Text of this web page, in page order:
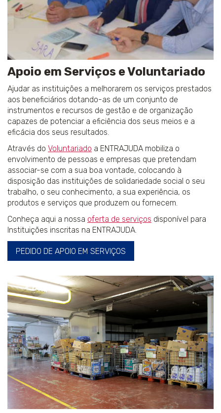
Apoio em Serviços e Voluntariado
Ajudar as instituições a melhorarem os serviços prestados
aos beneficiários dotando-as de um conjunto de
instrumentos e recursos de gestão e de organização
capazes de potenciar a eficiência dos seus meios e a
eficácia dos seus resultados.
Através do Voluntariado a ENTRAJUDA mobiliza o
envolvimento de pessoas e empresas que pretendam
associar-se com a sua boa vontade, colocando à
disposição das instituições de solidariedade social o seu
trabalho, o seu conhecimento, a sua experiência, os
produtos e serviços que produzem ou fornecem.
Conheça aqui a nossa oferta de serviços disponível para
Instituições inscritas na ENTRAJUDA.
PEDIDO DE APOIO EM SERVIÇOS